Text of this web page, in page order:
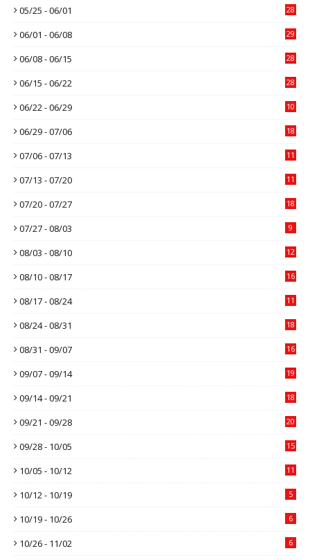
05/25 - 06/01 28
06/01 - 06/08 29
06/08 - 06/15 28
06/15 - 06/22 28
06/22 - 06/29 10
06/29 - 07/06 18
07/06 - 07/13 11
07/13 - 07/20 11
07/20 - 07/27 18
07/27 - 08/03 9
08/03 - 08/10 12
08/10 - 08/17 16
08/17 - 08/24 11
08/24 - 08/31 18
08/31 - 09/07 16
09/07 - 09/14 19
09/14 - 09/21 18
09/21 - 09/28 20
09/28 - 10/05 15
10/05 - 10/12 11
10/12 - 10/19 5
10/19 - 10/26 6
10/26 - 11/02 6